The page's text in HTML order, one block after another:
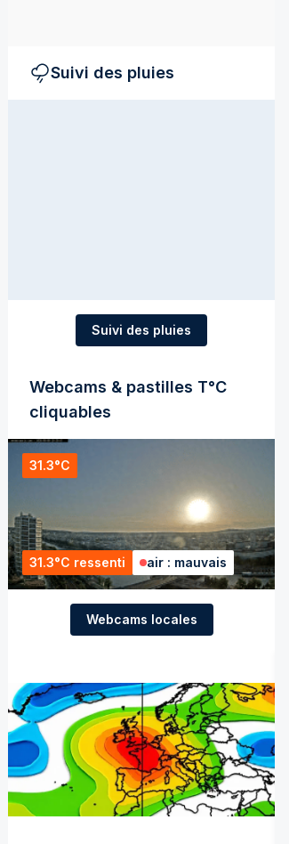
Suivi des pluies
Suivi des pluies
Webcams & pastilles T°C
cliquables
31.3°C
31.3°C ressenti air : mauvais
Webcams locales